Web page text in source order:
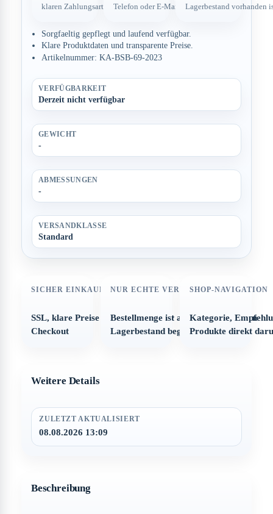
klaren Zahlungsarten. Telefon oder E-Mail.
Lagerbestand vorhanden
Sorgfaeltig gepflegt und laufend verfügbar.
Klare Produktdaten und transparente Preise.
Artikelnummer: KA-BSB-69-2023
VERFÜGBARKEIT
Derzeit nicht verfügbar
GEWICHT
-
ABMESSUNGEN
-
VERSANDKLASSE
Standard
SICHER EINKAUFEN
SSL, klare Preise und strukturierter
Checkout
NUR ECHTE VERFÜGBARKEIT
Bestellmenge ist automatisch auf den
Lagerbestand begrenzt
SHOP-NAVIGATION
Kategorie,
Produkte direkt
Weitere Details
ZULETZT AKTUALISIERT
08.08.2026 13:09
Beschreibung